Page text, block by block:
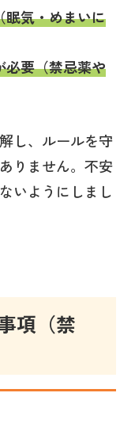
眠気・めまいに
必要（禁忌薬や
し、ルールを守
りません。不安
いようにしまし
項（禁